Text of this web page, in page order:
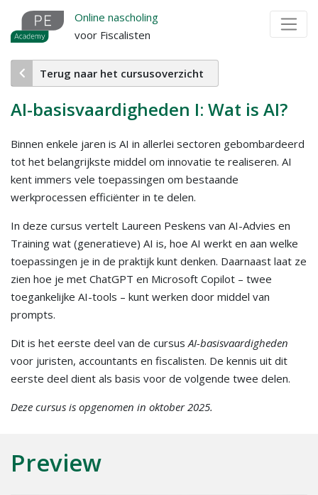
Overslaan
naar
de
inhoud
Online nascholing
voor Fiscalisten
Terug naar het cursusoverzicht
AI-basisvaardigheden I: Wat is AI?
Binnen enkele jaren is AI in allerlei sectoren gebombardeerd
tot het belangrijkste middel om innovatie te realiseren. AI
kent immers vele toepassingen om bestaande
werkprocessen efficiënter in te delen.
In deze cursus vertelt Laureen Peskens van AI-Advies en
Training wat (generatieve) AI is, hoe AI werkt en aan welke
toepassingen je in de praktijk kunt denken. Daarnaast laat ze
zien hoe je met ChatGPT en Microsoft Copilot – twee
toegankelijke AI-tools – kunt werken door middel van
prompts.
Dit is het eerste deel van de cursusAI-basisvaardigheden
voor juristen, accountants en fiscalisten. De kennis uit dit
eerste deel dient als basis voor de volgende twee delen.
Deze cursus is opgenomen in oktober 2025.
Preview